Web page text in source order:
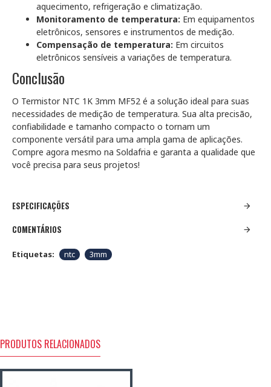
aquecimento, refrigeração e climatização.
Monitoramento de temperatura: Em equipamentos
eletrônicos, sensores e instrumentos de medição.
Compensação de temperatura: Em circuitos
eletrônicos sensíveis a variações de temperatura.
Conclusão
O Termistor NTC 1K 3mm MF52 é a solução ideal para suas
necessidades de medição de temperatura. Sua alta precisão,
confiabilidade e tamanho compacto o tornam um
componente versátil para uma ampla gama de aplicações.
Compre agora mesmo na Soldafria e garanta a qualidade que
você precisa para seus projetos!
ESPECIFICAÇÕES
COMENTÁRIOS
Etiquetas: ntc 3mm
PRODUTOS RELACIONADOS